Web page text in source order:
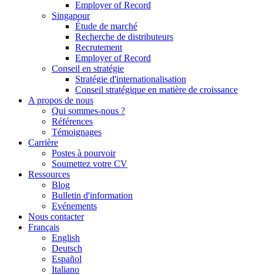
Employer of Record
Singapour
Étude de marché
Recherche de distributeurs
Recrutement
Employer of Record
Conseil en stratégie
Stratégie d'internationalisation
Conseil stratégique en matière de croissance
A propos de nous
Qui sommes-nous ?
Références
Témoignages
Carrière
Postes à pourvoir
Soumettez votre CV
Ressources
Blog
Bulletin d'information
Evénements
Nous contacter
Français
English
Deutsch
Español
Italiano